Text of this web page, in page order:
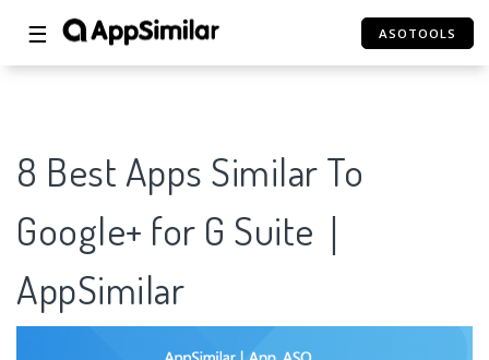
☰ ASOTOOLS
8 Best Apps Similar To
Google+ for G Suite｜
AppSimilar